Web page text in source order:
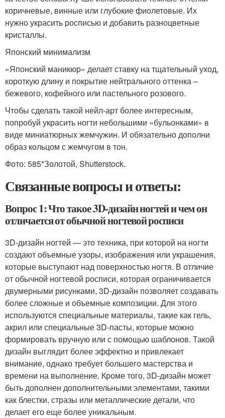
коричневые, винные или глубокие фиолетовые. Их
нужно украсить росписью и добавить разноцветные
кристаллы.
Японский минимализм
«Японский маникюр» делает ставку на тщательный уход,
короткую длину и покрытие нейтрального оттенка –
бежевого, кофейного или пастельного розового.
Чтобы сделать такой нейл-арт более интересным,
попробуй украсить ногти небольшими «бульонками» в
виде миниатюрных жемчужин. И обязательно дополни
образ кольцом с жемчугом в тон.
Фото: 585*Золотой, Shutterstock.
Связанные вопросы и ответы:
Вопрос 1: Что такое 3D-дизайн ногтей и чем он
отличается от обычной ногтевой росписи
3D-дизайн ногтей — это техника, при которой на ногти
создают объемные узоры, изображения или украшения,
которые выступают над поверхностью ногтя. В отличие
от обычной ногтевой росписи, которая ограничивается
двумерными рисунками, 3D-дизайн позволяет создавать
более сложные и объемные композиции. Для этого
используются специальные материалы, такие как гель,
акрил или специальные 3D-пасты, которые можно
формировать вручную или с помощью шаблонов. Такой
дизайн выглядит более эффектно и привлекает
внимание, однако требует большего мастерства и
времени на выполнение. Кроме того, 3D-дизайн может
быть дополнен дополнительными элементами, такими
как блестки, стразы или металлические детали, что
делает его еще более уникальным.